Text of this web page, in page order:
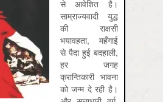
से आवेशित है।
साम्राज्यवादी युद्ध
की राक्षसी
भयावहता, महँगाई
से पैदा हुई बदहाली,
हर जगह
क्रान्तिकारी भावना
को जन्म दे रही है।